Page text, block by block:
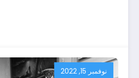
نوفمبر 15, 2022